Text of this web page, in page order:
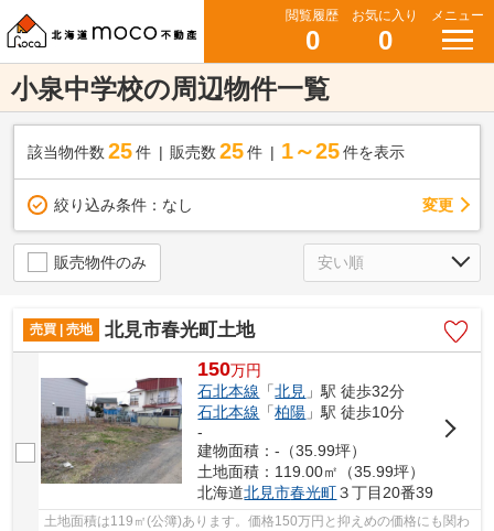
閲覧履歴
0
お気に入り
0
メニュー
小泉中学校の周辺物件一覧
該当物件数 25件 販売数 25 件 1～25 件を表示
絞り込み条件： なし 変更
販売物件のみ
売買 | 売地 北見市春光町土地
150万円
石北本線 「北見 」駅 徒歩32分
石北本線 「柏陽 」駅 徒歩10分
-
建物面積：-（35.99坪）
土地面積：119.00㎡（35.99坪）
北海道北見市春光町３丁目20番39
土地面積は119㎡(公簿)あります。価格150万円と抑えめの価格にも関わ